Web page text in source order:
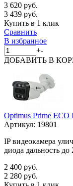
3 620 руб.
3 439 руб.
Купить в 1 клик
Сравнить
В избранное
+-
ДОБАВИТЬ В
Optimus Prime ECO
Артикул: 19801
IP видеокамера
диода дальность
2 400 руб.
2 280 руб.